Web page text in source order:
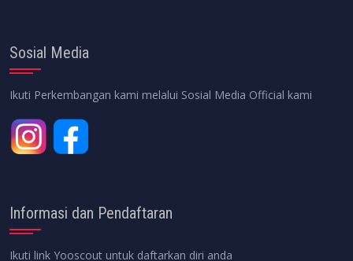
Sosial Media
Ikuti Perkembangan kami melalui Sosial Media Official kami
Informasi dan Pendaftaran
Ikuti link Yooscout untuk daftarkan diri anda